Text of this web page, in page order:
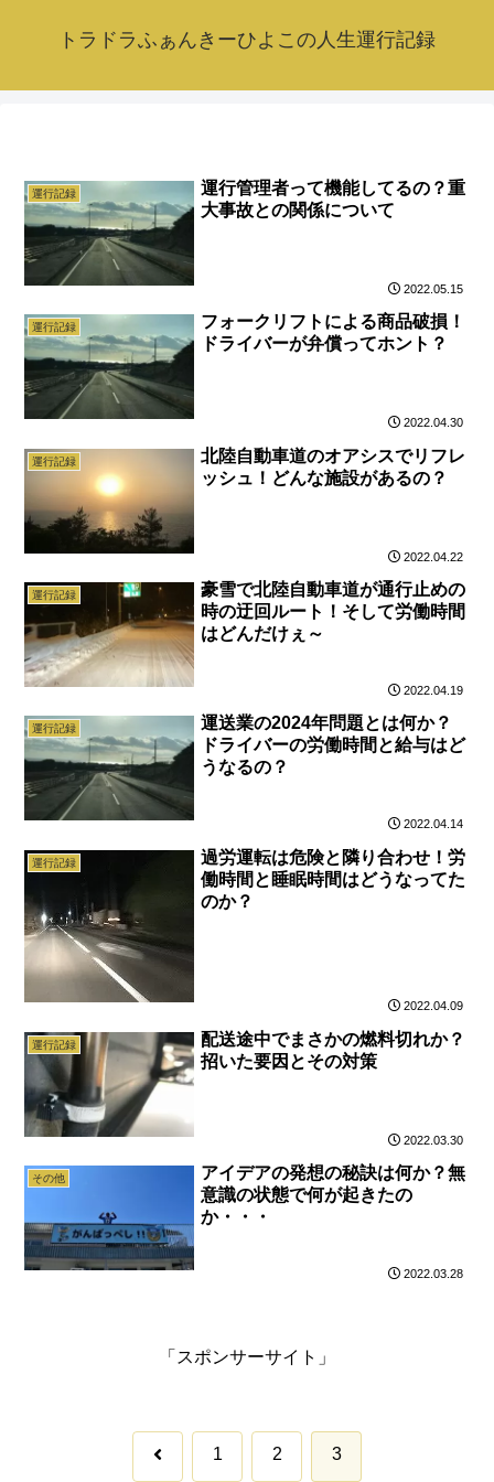
トラドラふぁんきーひよこの人生運行記録
運行記録
運行管理者って機能してるの？重
大事故との関係について
2022.05.15
運行記録
フォークリフトによる商品破損！
ドライバーが弁償ってホント？
2022.04.30
運行記録
北陸自動車道のオアシスでリフレ
ッシュ！どんな施設があるの？
2022.04.22
運行記録
豪雪で北陸自動車道が通行止めの
時の迂回ルート！そして労働時間
はどんだけぇ～
2022.04.19
運行記録
運送業の2024年問題とは何か？
ドライバーの労働時間と給与はど
うなるの？
2022.04.14
運行記録
過労運転は危険と隣り合わせ！労
働時間と睡眠時間はどうなってた
のか？
2022.04.09
運行記録
配送途中でまさかの燃料切れか？
招いた要因とその対策
2022.03.30
その他
アイデアの発想の秘訣は何か？無
意識の状態で何が起きたの
か・・・
2022.03.28
「スポンサーサイト」
前 1 2 3